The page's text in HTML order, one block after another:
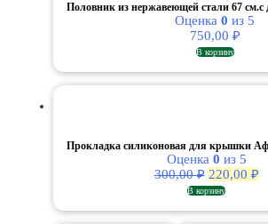
Половник из нержавеющей стали 67 см.с
Оценка 0 из 5
750,00 ₽
В корзину
Прокладка силиконовая для крышки
Оценка 0 из 5
300,00₽
цена
220,00 ₽
В корзину